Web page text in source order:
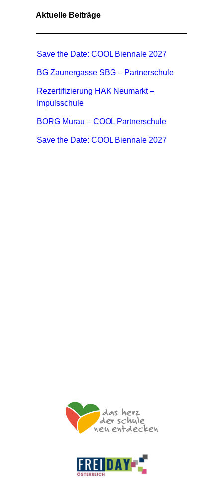
Aktuelle Beiträge
Save the Date: COOL Biennale 2027
BG Zaunergasse SBG – Partnerschule
Rezertifizierung HAK Neumarkt –
Impulsschule
BORG Murau – COOL Partnerschule
Save the Date: COOL Biennale 2027